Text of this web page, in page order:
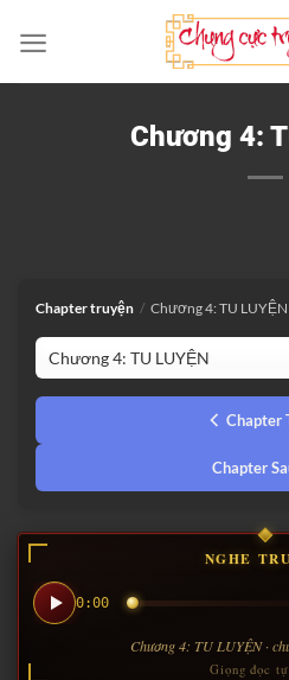
qua
nội
Chương 4:
Chapter truyện / Chương 4: TU LUYỆN
Chapter
Chapter
NGHE
0:00
Chương 4: TU LUYỆN ·
Giọng đọc